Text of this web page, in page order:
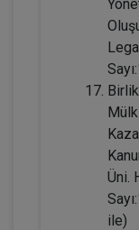
Evlilik
Kongresi
360 TL
Üni.
ile)